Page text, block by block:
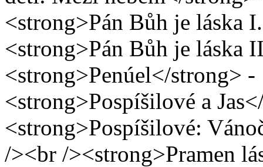
<strong>Pán Bůh je láska
<strong>Pán Bůh je láska
<strong>Penúel</strong>
<strong>Pospíšilové a
<strong>Pospíšilové:
/><br /><strong>Pramen